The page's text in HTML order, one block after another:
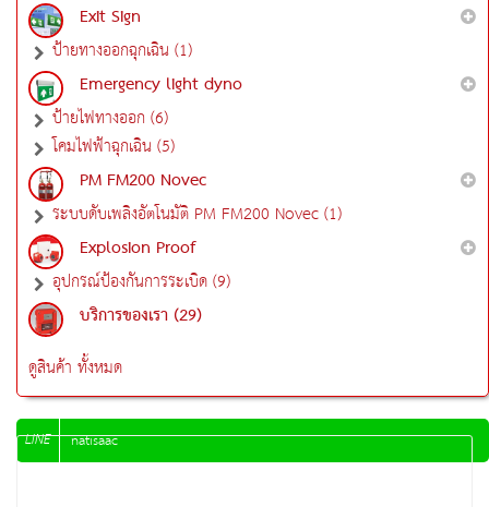
Exit Sign
ป้ายทางออกฉุกเฉิน (1)
Emergency light dyno
ป้ายไฟทางออก (6)
โคมไฟฟ้าฉุกเฉิน (5)
PM FM200 Novec
ระบบดับเพลิงอัตโนมัติ PM FM200 Novec (1)
Explosion Proof
อุปกรณ์ป้องกันการระเบิด (9)
บริการของเรา (29)
ดูสินค้า ทั้งหมด
LINE natisaac